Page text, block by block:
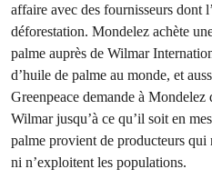
affaire avec des fournisseurs dont
déforestation. Mondelez achète
palme auprès de Wilmar
d’huile de palme au monde, et
Greenpeace demande à
Wilmar jusqu’à ce qu’il soit en
palme provient de producteurs qui
ni n’exploitent les populations.